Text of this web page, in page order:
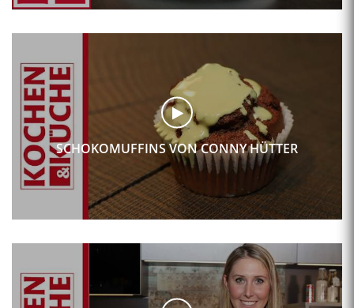
SCHOKOMUFFINS VON CONNY HÜTTER